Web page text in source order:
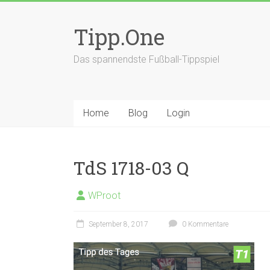
Tipp.One
Das spannendste Fußball-Tippspiel
Home Blog Login
TdS 1718-03 Q
WProot
September 8, 2017 0 Kommentare